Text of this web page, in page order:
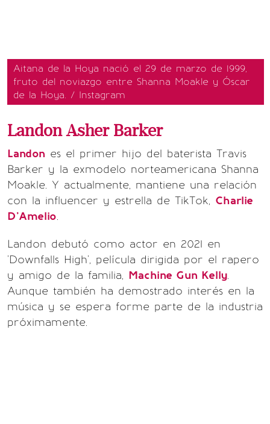
Aitana de la Hoya nació el 29 de marzo de 1999,
fruto del noviazgo entre Shanna Moakle y Óscar
de la Hoya. / Instagram
Landon Asher Barker
Landon es el primer hijo del baterista Travis
Barker y la exmodelo norteamericana Shanna
Moakle. Y actualmente, mantiene una relación
con la influencer y estrella de TikTok, Charlie
D'Amelio.
Landon debutó como actor en 2021 en
'Downfalls High', película dirigida por el rapero
y amigo de la familia, Machine Gun Kelly.
Aunque también ha demostrado interés en la
música y se espera forme parte de la industria
próximamente.